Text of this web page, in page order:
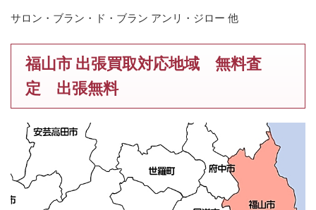
サロン・ブラン・ド・ブラン アンリ・ジロー 他
福山市 出張買取対応地域 無料査
定 出張無料